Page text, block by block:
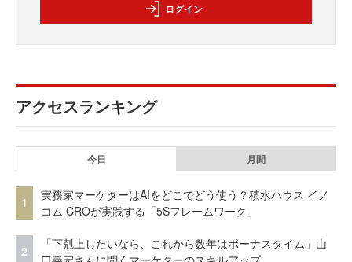
ログイン
アクセスランキング
今日 月間
1
実務家マーケターはAIをどこでどう使う？積水ハウス イノ
コム CROが実践する「5Sフレームワーク」
2
「下剋上したいなら、これから数年はボーナスタイム」山